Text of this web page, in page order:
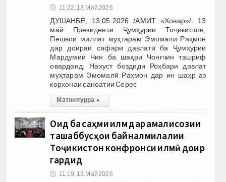
🕔 11:22, 13.Май 2026
ДУШАНБЕ, 13.05.2026 /АМИТ «Ховар»/. 13
май Президенти Ҷумҳурии Тоҷикистон,
Пешвои миллат муҳтарам Эмомалӣ Раҳмон
дар доираи сафари давлатӣ ба Ҷумҳурии
Мардумии Чин ба шаҳри Чонгчин ташриф
оварданд. Нахуст боздиди Роҳбари давлат
муҳтарам Эмомалӣ Раҳмон дар ин шаҳр аз
корхонаи саноатии Серес
Матни пурра ▸
Оид ба саҳми илм дар амалисозии
ташаббусҳои байналмилалии
Тоҷикистон конфронси илмӣ доир
гардид
🕔 11:19, 13.Май 2026